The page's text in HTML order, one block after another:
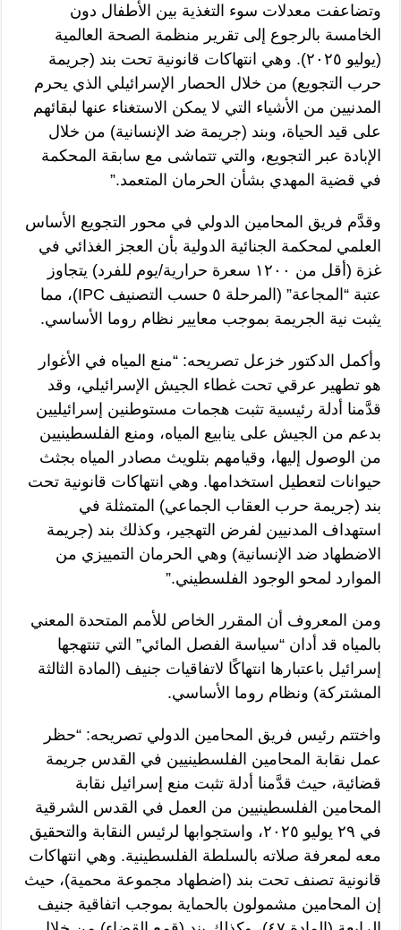
وتضاعفت معدلات سوء التغذية بين الأطفال دون
الخامسة بالرجوع إلى تقرير منظمة الصحة العالمية
(يوليو ٢٠٢٥). وهي انتهاكات قانونية تحت بند (جريمة
حرب التجويع) من خلال الحصار الإسرائيلي الذي يحرم
المدنيين من الأشياء التي لا يمكن الاستغناء عنها لبقائهم
على قيد الحياة، وبند (جريمة ضد الإنسانية) من خلال
الإبادة عبر التجويع، والتي تتماشى مع سابقة المحكمة
في قضية المهدي بشأن الحرمان المتعمد.”
وقدَّم فريق المحامين الدولي في محور التجويع الأساس
العلمي لمحكمة الجنائية الدولية بأن العجز الغذائي في
غزة (أقل من ١٢٠٠ سعرة حرارية/يوم للفرد) يتجاوز
عتبة “المجاعة” (المرحلة ٥ حسب التصنيف IPC)، مما
يثبت نية الجريمة بموجب معايير نظام روما الأساسي.
وأكمل الدكتور خزعل تصريحه: “منع المياه في الأغوار
هو تطهير عرقي تحت غطاء الجيش الإسرائيلي، وقد
قدَّمنا أدلة رئيسية تثبت هجمات مستوطنين إسرائيليين
بدعم من الجيش على ينابيع المياه، ومنع الفلسطينيين
من الوصول إليها، وقيامهم بتلويث مصادر المياه بجثث
حيوانات لتعطيل استخدامها. وهي انتهاكات قانونية تحت
بند (جريمة حرب العقاب الجماعي) المتمثلة في
استهداف المدنيين لفرض التهجير، وكذلك بند (جريمة
الاضطهاد ضد الإنسانية) وهي الحرمان التمييزي من
الموارد لمحو الوجود الفلسطيني.”
ومن المعروف أن المقرر الخاص للأمم المتحدة المعني
بالمياه قد أدان “سياسة الفصل المائي” التي تنتهجها
إسرائيل باعتبارها انتهاكًا لاتفاقيات جنيف (المادة الثالثة
المشتركة) ونظام روما الأساسي.
واختتم رئيس فريق المحامين الدولي تصريحه: “حظر
عمل نقابة المحامين الفلسطينيين في القدس جريمة
قضائية، حيث قدَّمنا أدلة تثبت منع إسرائيل نقابة
المحامين الفلسطينيين من العمل في القدس الشرقية
في ٢٩ يوليو ٢٠٢٥، واستجوابها لرئيس النقابة والتحقيق
معه لمعرفة صلاته بالسلطة الفلسطينية. وهي انتهاكات
قانونية تصنف تحت بند (اضطهاد مجموعة محمية)، حيث
إن المحامين مشمولون بالحماية بموجب اتفاقية جنيف